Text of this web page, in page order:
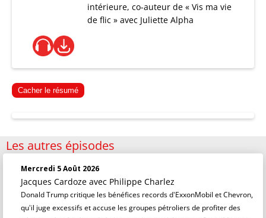
intérieure, co-auteur de « Vis ma vie
de flic » avec Juliette Alpha
Cacher le résumé
Les autres épisodes
Mercredi 5 Août 2026
Jacques Cardoze avec Philippe Charlez
Donald Trump critique les bénéfices records d'ExxonMobil et Chevron,
qu'il juge excessifs et accuse les groupes pétroliers de profiter des